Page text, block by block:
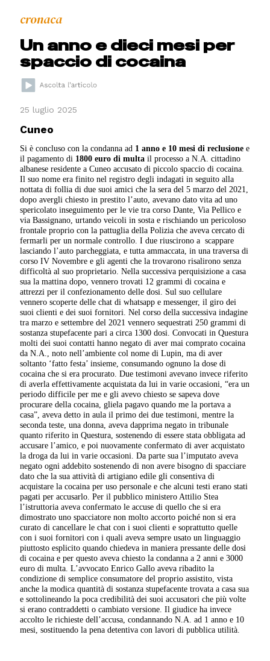
cronaca
Un anno e dieci mesi per
spaccio di cocaina
25 luglio 2025
Cuneo
Si è concluso con la condanna ad 1 anno e 10 mesi di reclusione e
il pagamento di 1800 euro di multa il processo a N.A. cittadino
albanese residente a Cuneo accusato di piccolo spaccio di cocaina.
Il suo nome era finito nel registro degli indagati in seguito alla
nottata di follia di due suoi amici che la sera del 5 marzo del 2021,
dopo avergli chiesto in prestito l’auto, avevano dato vita ad uno
spericolato inseguimento per le vie tra corso Dante, Via Pellico e
via Bassignano, urtando veicoli in sosta e rischiando un pericoloso
frontale proprio con la pattuglia della Polizia che aveva cercato di
fermarli per un normale controllo. I due riuscirono a scappare
lasciando l’auto parcheggiata, e tutta ammaccata, in una traversa di
corso IV Novembre e gli agenti che la trovarono risalirono senza
difficoltà al suo proprietario. Nella successiva perquisizione a casa
sua la mattina dopo, vennero trovati 12 grammi di cocaina e
attrezzi per il confezionamento delle dosi. Sul suo cellulare
vennero scoperte delle chat di whatsapp e messenger, il giro dei
suoi clienti e dei suoi fornitori. Nel corso della successiva indagine
tra marzo e settembre del 2021 vennero sequestrati 250 grammi di
sostanza stupefacente pari a circa 1300 dosi. Convocati in Questura
molti dei suoi contatti hanno negato di aver mai comprato cocaina
da N.A., noto nell’ambiente col nome di Lupin, ma di aver
soltanto ‘fatto festa’ insieme, consumando ognuno la dose di
cocaina che si era procurato. Due testimoni avevano invece riferito
di averla effettivamente acquistata da lui in varie occasioni, “era un
periodo difficile per me e gli avevo chiesto se sapeva dove
procurare della cocaina, gliela pagavo quando me la portava a
casa”, aveva detto in aula il primo dei due testimoni, mentre la
seconda teste, una donna, aveva dapprima negato in tribunale
quanto riferito in Questura, sostenendo di essere stata obbligata ad
accusare l’amico, e poi nuovamente confermato di aver acquistato
la droga da lui in varie occasioni. Da parte sua l’imputato aveva
negato ogni addebito sostenendo di non avere bisogno di spacciare
dato che la sua attività di artigiano edile gli consentiva di
acquistare la cocaina per uso personale e che alcuni testi erano stati
pagati per accusarlo. Per il pubblico ministero Attilio Stea
l’istruttoria aveva confermato le accuse di quello che si era
dimostrato uno spacciatore non molto accorto poiché non si era
curato di cancellare le chat con i suoi clienti e soprattutto quelle
con i suoi fornitori con i quali aveva sempre usato un linguaggio
piuttosto esplicito quando chiedeva in maniera pressante delle dosi
di cocaina e per questo aveva chiesto la condanna a 2 anni e 3000
euro di multa. L’avvocato Enrico Gallo aveva ribadito la
condizione di semplice consumatore del proprio assistito, vista
anche la modica quantità di sostanza stupefacente trovata a casa sua
e sottolineando la poca credibilità dei suoi accusatori che più volte
si erano contraddetti o cambiato versione. Il giudice ha invece
accolto le richieste dell’accusa, condannando N.A. ad 1 anno e 10
mesi, sostituendo la pena detentiva con lavori di pubblica utilità.